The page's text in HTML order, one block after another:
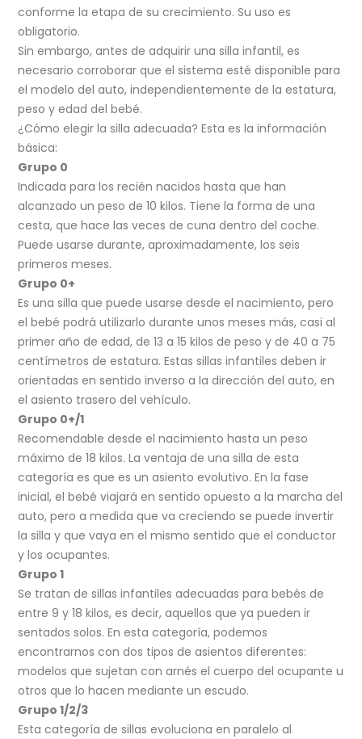
conforme la etapa de su crecimiento. Su uso es
obligatorio.
Sin embargo, antes de adquirir una silla infantil, es
necesario corroborar que el sistema esté disponible para
el modelo del auto, independientemente de la estatura,
peso y edad del bebé.
¿Cómo elegir la silla adecuada? Esta es la información
básica:
Grupo 0
Indicada para los recién nacidos hasta que han
alcanzado un peso de 10 kilos. Tiene la forma de una
cesta, que hace las veces de cuna dentro del coche.
Puede usarse durante, aproximadamente, los seis
primeros meses.
Grupo 0+
Es una silla que puede usarse desde el nacimiento, pero
el bebé podrá utilizarlo durante unos meses más, casi al
primer año de edad, de 13 a 15 kilos de peso y de 40 a 75
centímetros de estatura. Estas sillas infantiles deben ir
orientadas en sentido inverso a la dirección del auto, en
el asiento trasero del vehículo.
Grupo 0+/1
Recomendable desde el nacimiento hasta un peso
máximo de 18 kilos. La ventaja de una silla de esta
categoría es que es un asiento evolutivo. En la fase
inicial, el bebé viajará en sentido opuesto a la marcha del
auto, pero a medida que va creciendo se puede invertir
la silla y que vaya en el mismo sentido que el conductor
y los ocupantes.
Grupo 1
Se tratan de sillas infantiles adecuadas para bebés de
entre 9 y 18 kilos, es decir, aquellos que ya pueden ir
sentados solos. En esta categoría, podemos
encontrarnos con dos tipos de asientos diferentes:
modelos que sujetan con arnés el cuerpo del ocupante u
otros que lo hacen mediante un escudo.
Grupo 1/2/3
Esta categoría de sillas evoluciona en paralelo al